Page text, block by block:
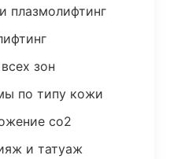
плазмолифтинг
зон
по типу кожи
co2
и татуаж